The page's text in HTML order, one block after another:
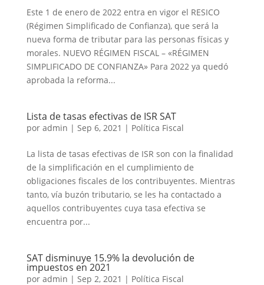
Este 1 de enero de 2022 entra en vigor el RESICO
(Régimen Simplificado de Confianza), que será la
nueva forma de tributar para las personas físicas y
morales. NUEVO RÉGIMEN FISCAL – «RÉGIMEN
SIMPLIFICADO DE CONFIANZA» Para 2022 ya quedó
aprobada la reforma...
Lista de tasas efectivas de ISR SAT
por admin | Sep 6, 2021 | Política Fiscal
La lista de tasas efectivas de ISR son con la finalidad
de la simplificación en el cumplimiento de
obligaciones fiscales de los contribuyentes. Mientras
tanto, vía buzón tributario, se les ha contactado a
aquellos contribuyentes cuya tasa efectiva se
encuentra por...
SAT disminuye 15.9% la devolución de
impuestos en 2021
por admin | Sep 2, 2021 | Política Fiscal